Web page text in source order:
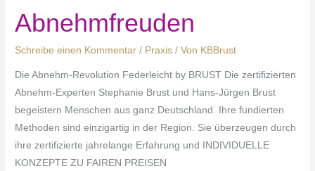
Abnehmfreuden
Schreibe einen Kommentar / Praxis / Von KBBrust
Die Abnehm-Revolution Federleicht by BRUST Die zertifizierten
Abnehm-Experten Stephanie Brust und Hans-Jürgen Brust
begeistern Menschen aus ganz Deutschland. Ihre fundierten
Methoden sind einzigartig in der Region. Sie überzeugen durch
ihre zertifizierte jahrelange Erfahrung und INDIVIDUELLE
KONZEPTE ZU FAIREN PREISEN